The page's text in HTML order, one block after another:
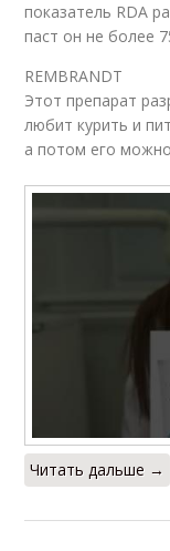
показатель RDA
паст он не более
REMBRANDT
Этот препарат
любит курить и
а потом его
Читать дальше →